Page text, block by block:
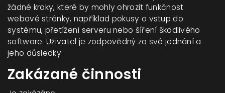
žádné kroky, které by mohly ohrozit funkčnost
webové stránky, například pokusy o vstup do
systému, přetížení serveru nebo šíření škodlivého
software. Uživatel je zodpovědný za své jednání a
jeho důsledky.
Zakázané činnosti